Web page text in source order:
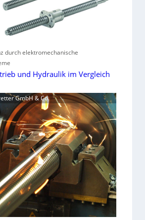
durch elektromechanische
und Hydraulik im Vergleich
GmbH & Co.